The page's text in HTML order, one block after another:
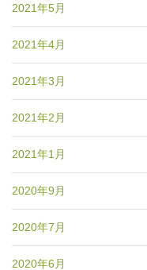
2021年5月
2021年4月
2021年3月
2021年2月
2021年1月
2020年9月
2020年7月
2020年6月